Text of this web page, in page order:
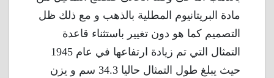
مادة البريتانيوم المطلية بالذهب و مع ذلك ظل
التصميم كما هو دون تغيير باستثناء قاعدة
التمثال التي تم زيادة ارتفاعها في عام 1945
حيث يبلغ طول التمثال حاليا 34.3 سم و يزن